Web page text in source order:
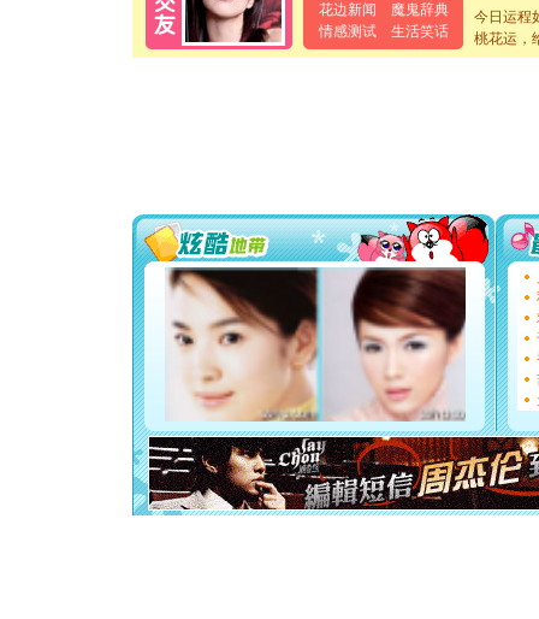
花边新闻
魔鬼辞典
情感测试
生活笑话
卖了。水
[春节]风
颜！冬去
[圣诞节]
能正大
天都要快
[圣诞节]
如意,快
[元旦]
看
断电。
你是我
[元旦]
如
起；二
离。水晶
[元旦]当
泣，这痛
卖了。水
[春节]风
今日运程
桃花运，